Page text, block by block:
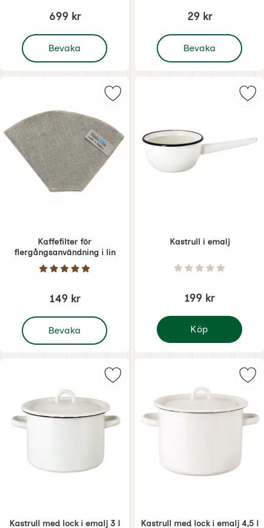
699 kr
Bevaka
, Stekpanna Gjutjärn 28 cm
29 kr
Bevaka
, Filter till Kompostburk
Kaffefilter för
flergångsanvändning i lin
Art. nr 6152 Betyg: 5 Stjärnor av 5
149 kr
Bevaka
, Kaffefilter för flergångsanvändning i lin
Markera kaffefilter för
Kastrull i emalj
Art. nr 6240 Betyg: 0 Stjärnor
199 kr
Köp
Kastrull i emalj
Kastrull med lock i emalj 3 l
Markera kastrull med lock i emalj
Kastrull med lock i emalj 4,5 l